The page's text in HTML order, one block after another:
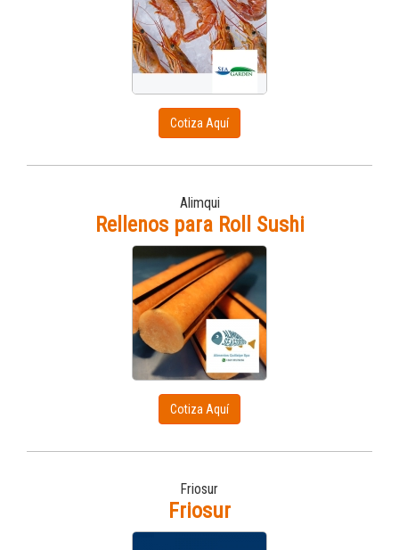
Cotiza Aquí
Alimqui
Rellenos para Roll Sushi
Cotiza Aquí
Friosur
Friosur